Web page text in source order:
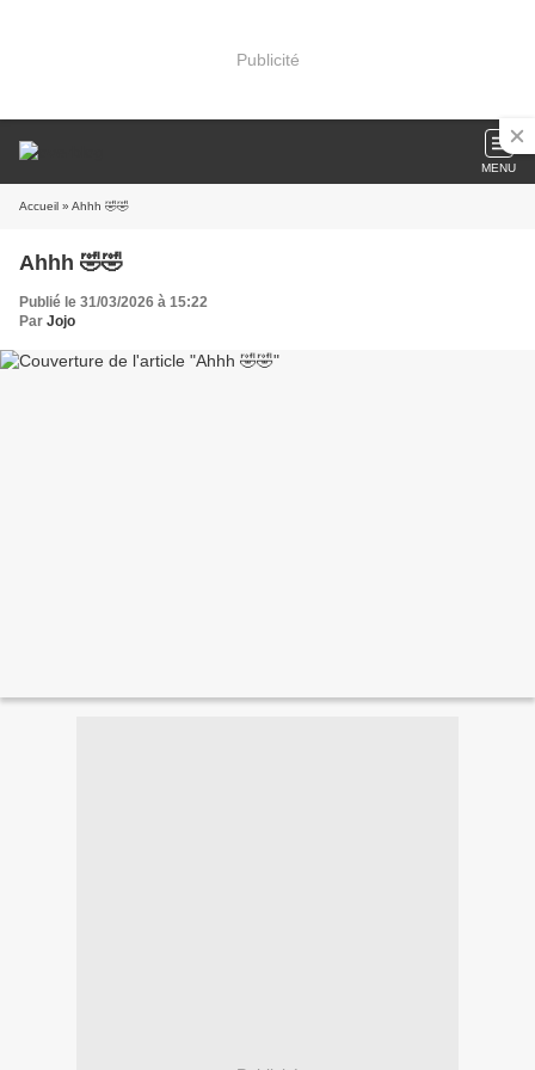
Publicité
MENU
Accueil » Ahhh 🤣🤣
Ahhh 🤣🤣
Publié le 31/03/2026 à 15:22
Par Jojo